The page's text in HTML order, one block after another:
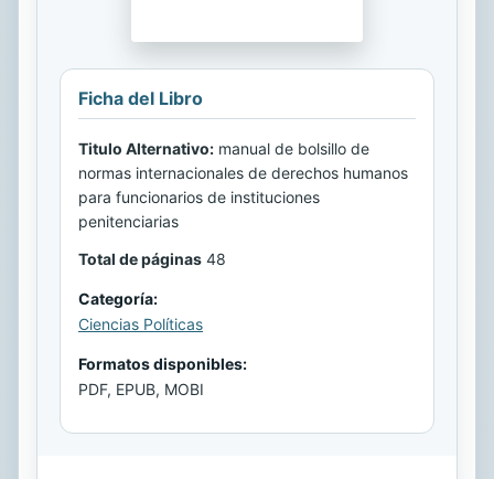
Ficha del Libro
Titulo Alternativo: manual de bolsillo de
normas internacionales de derechos humanos
para funcionarios de instituciones
penitenciarias
Total de páginas 48
Categoría:
Ciencias Políticas
Formatos disponibles:
PDF, EPUB, MOBI